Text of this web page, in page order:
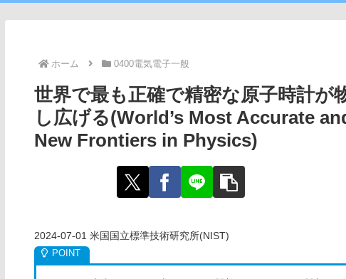
ホーム 0400電気電子一般
世界で最も正確で精密な原子時計
し広げる(World’s Most Accurate
New Frontiers in Physics)
2024-07-01 米国国立標準技術研究所(NIST)